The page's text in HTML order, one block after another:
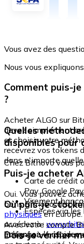
Vous avez des
Nous vous
Comment puis-
?
Acheter ALGO sur
devez simplement
et choisir votre
recevrez vos tokens
dans n'importe
Quelles
disponibles pour
Chez Bitnovo vous
Carte de crédit
Pay, Google
Virement
Espèces via
Puis-je acheter
Oui. Vous pouvez
bons Bitnovo,
physiquesen Europe.
accédez à :
échangez-le
Où puis-je
Avec votre compte
intégré où vous
Dois-je vérifier